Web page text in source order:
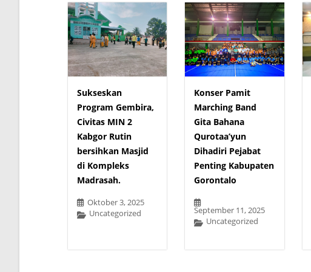
Sukseskan
Program Gembira,
Civitas MIN 2
Kabgor Rutin
bersihkan Masjid
di Kompleks
Madrasah.
Oktober 3, 2025
Uncategorized
Konser Pamit
Marching Band
Gita Bahana
Qurotaa’yun
Dihadiri Pejabat
Penting Kabupaten
Gorontalo
September 11, 2025
Uncategorized